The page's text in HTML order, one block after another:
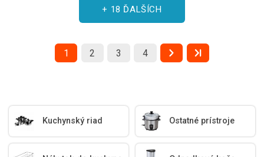
+ 18 ĎALŠÍCH
1 2 3 4
Kuchynský riad Ostatné prístroje